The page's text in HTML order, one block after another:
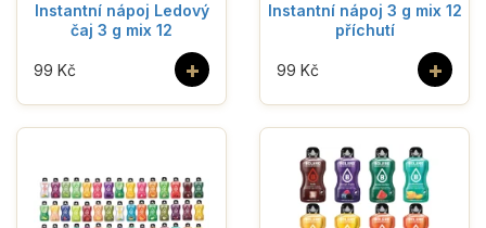
Instantní nápoj Ledový
čaj 3 g mix 12
+
99 Kč
Instantní nápoj 3 g mix 12
příchutí
+
99 Kč